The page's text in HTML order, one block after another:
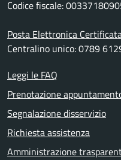
Codice fiscale:
Posta Elettronica
Centralino unico: 0789
Leggi le FAQ
Prenotazione
Segnalazione disservizio
Richiesta assistenza
Amministrazione